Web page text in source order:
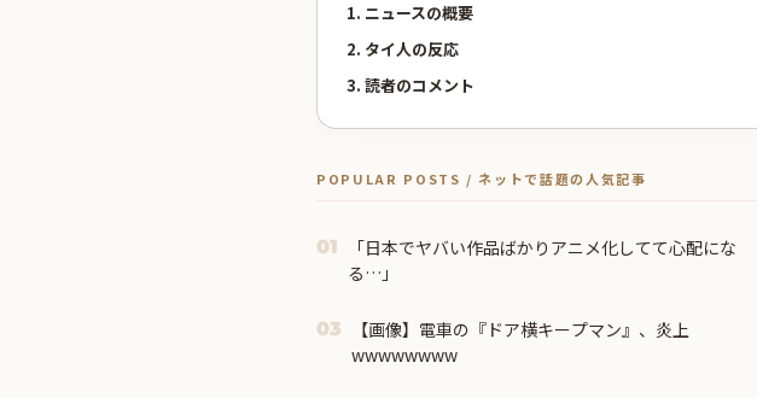
1. ニュースの概要
2. タイ人の反応
3. 読者のコメント
POPULAR POSTS / ネットで話題の人気記事
01
「日本でヤバい作品ばかりアニメ化してて心配にな
る…」
03
【画像】電車の『ドア横キープマン』、炎上
wwwwwwww